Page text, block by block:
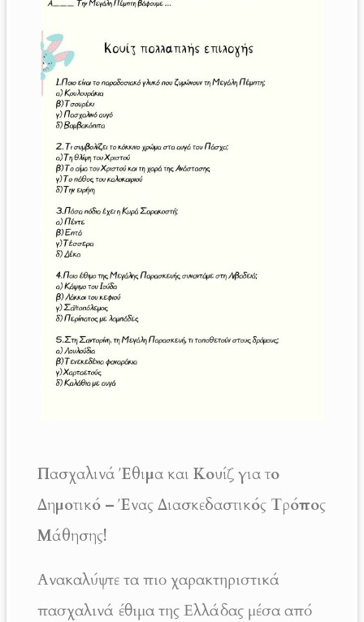
Πασχαλινά Έθιμα και Κουίζ για το
Δημοτικό – Ένας Διασκεδαστικός Τρόπος
Μάθησης!
Ανακαλύψτε τα πιο χαρακτηριστικά
πασχαλινά έθιμα της Ελλάδας μέσα από